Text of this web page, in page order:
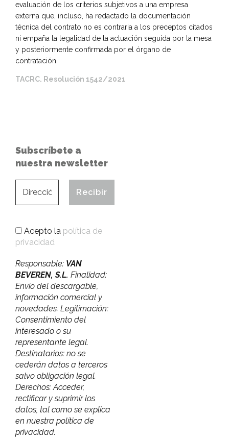
evaluación de los criterios subjetivos a una empresa
externa que, incluso, ha redactado la documentación
técnica del contrato no es contraria a los preceptos citados
ni empaña la legalidad de la actuación seguida por la mesa
y posteriormente confirmada por el órgano de
contratación.
TACRC. Resolución 1542/2021
Subscríbete a
nuestra newsletter
Acepto la política de
privacidad
Responsable: VAN
BEVEREN, S.L. Finalidad:
Envío del descargable,
información comercial y
novedades. Legitimación:
Consentimiento del
interesado o su
representante legal.
Destinatarios: no se
cederán datos a terceros
salvo obligación legal.
Derechos: Acceder,
rectificar y suprimir los
datos, tal como se explica
en nuestra política de
privacidad.